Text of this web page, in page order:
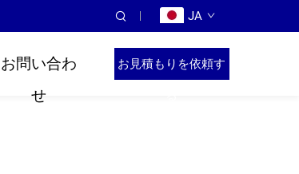
JA
お問い合わ
せ
お見積もりを依頼す